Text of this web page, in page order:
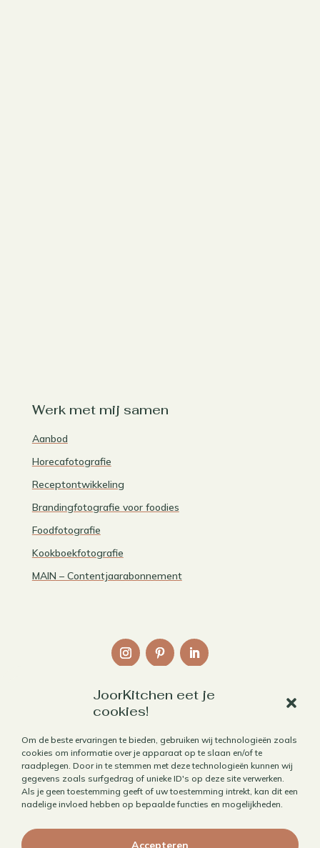
JoorKitchen eet je
cookies!
Om de beste ervaringen te bieden, gebruiken wij technologieën zoals
cookies om informatie over je apparaat op te slaan en/of te
raadplegen. Door in te stemmen met deze technologieën kunnen wij
gegevens zoals surfgedrag of unieke ID's op deze site verwerken.
Als je geen toestemming geeft of uw toestemming intrekt, kan dit een
nadelige invloed hebben op bepaalde functies en mogelijkheden.
Accepteren
Werk met mij samen
Aanbod
Horecafotografie
Receptontwikkeling
Brandingfotografie voor foodies
Foodfotografie
Kookboekfotografie
MAIN – Contentjaarabonnement
Contact
Algemene voorwaarden
Privacybeleid